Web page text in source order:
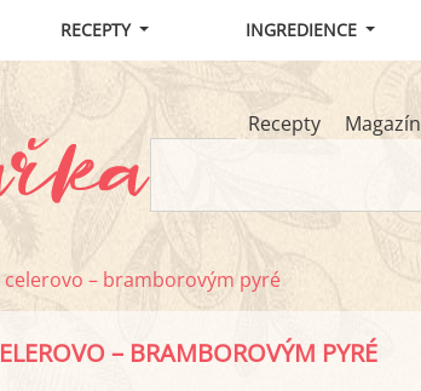
RECEPTY INGREDIENCE
Recepty Magazín
– bramborovým pyré
– BRAMBOROVÝM PYRÉ